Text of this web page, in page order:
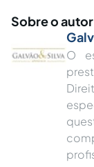
Sobre o autor
O